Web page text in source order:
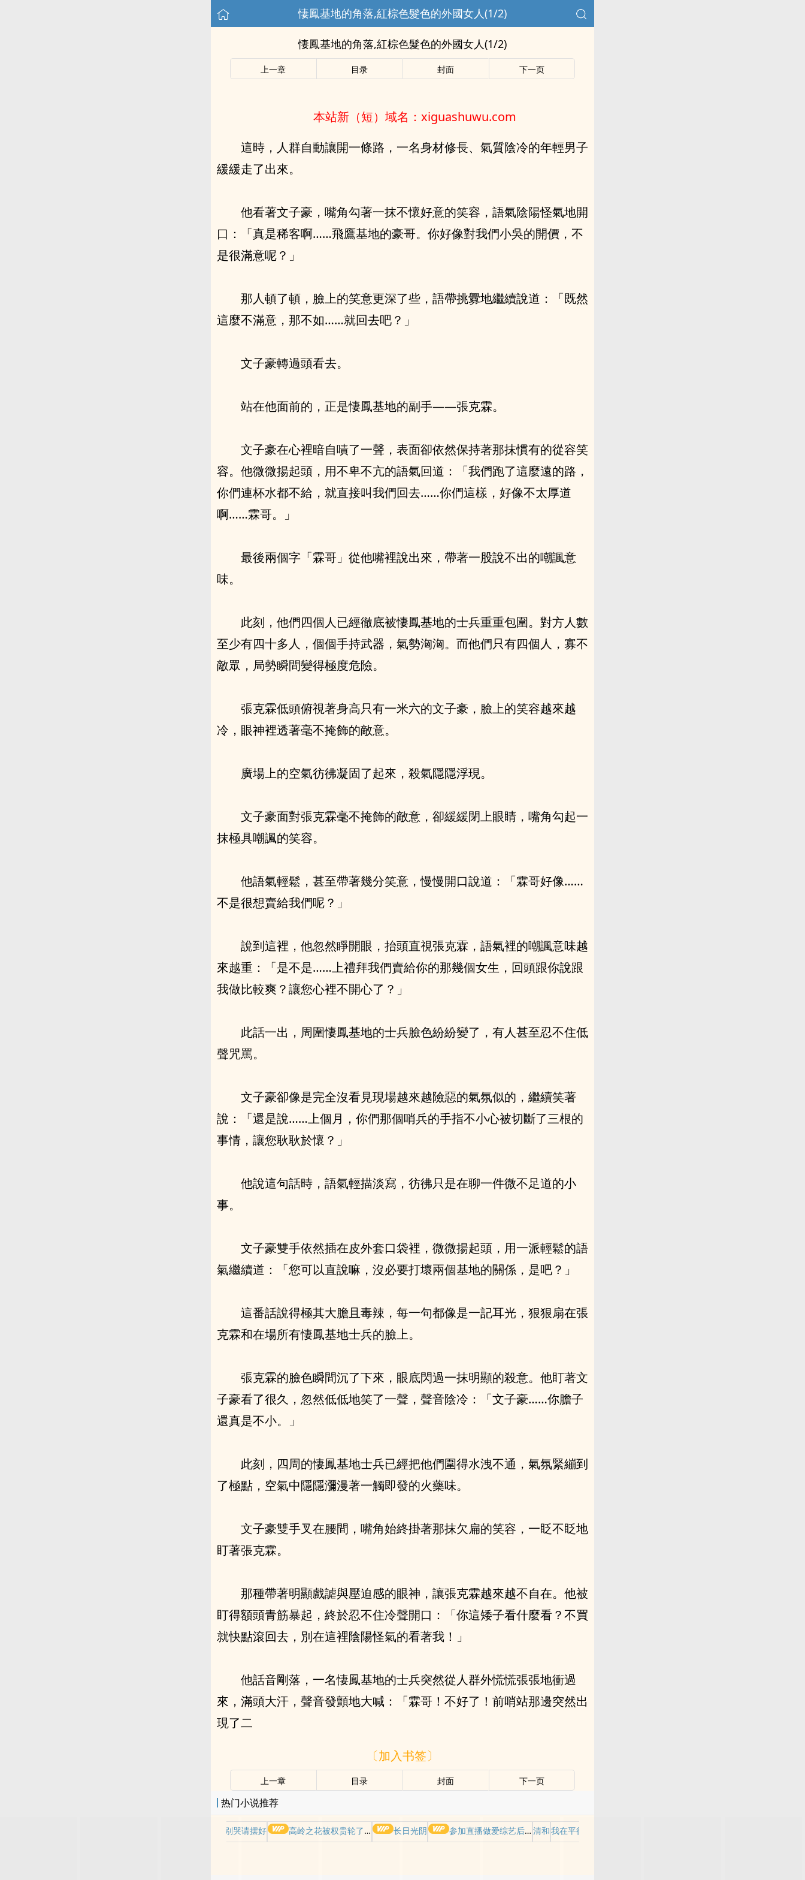
悽鳳基地的角落,紅棕色髮色的外國女人(1/2)
悽鳳基地的角落,紅棕色髮色的外國女人(1/2)
上一章 目录 封面 下一页
本站新（短）域名：xiguashuwu.com
這時，人群自動讓開一條路，一名身材修長、氣質陰冷的年輕男子
緩緩走了出來。
他看著文子豪，嘴角勾著一抹不懷好意的笑容，語氣陰陽怪氣地開
口：「真是稀客啊……飛鷹基地的豪哥。你好像對我們小吳的開價，不
是很滿意呢？」
那人頓了頓，臉上的笑意更深了些，語帶挑釁地繼續說道：「既然
這麼不滿意，那不如……就回去吧？」
文子豪轉過頭看去。
站在他面前的，正是悽鳳基地的副手——張克霖。
文子豪在心裡暗自嘖了一聲，表面卻依然保持著那抹慣有的從容笑
容。他微微揚起頭，用不卑不亢的語氣回道：「我們跑了這麼遠的路，
你們連杯水都不給，就直接叫我們回去……你們這樣，好像不太厚道
啊……霖哥。」
最後兩個字「霖哥」從他嘴裡說出來，帶著一股說不出的嘲諷意
味。
此刻，他們四個人已經徹底被悽鳳基地的士兵重重包圍。對方人數
至少有四十多人，個個手持武器，氣勢洶洶。而他們只有四個人，寡不
敵眾，局勢瞬間變得極度危險。
張克霖低頭俯視著身高只有一米六的文子豪，臉上的笑容越來越
冷，眼神裡透著毫不掩飾的敵意。
廣場上的空氣彷彿凝固了起來，殺氣隱隱浮現。
文子豪面對張克霖毫不掩飾的敵意，卻緩緩閉上眼睛，嘴角勾起一
抹極具嘲諷的笑容。
他語氣輕鬆，甚至帶著幾分笑意，慢慢開口說道：「霖哥好像……
不是很想賣給我們呢？」
說到這裡，他忽然睜開眼，抬頭直視張克霖，語氣裡的嘲諷意味越
來越重：「是不是……上禮拜我們賣給你的那幾個女生，回頭跟你說跟
我做比較爽？讓您心裡不開心了？」
此話一出，周圍悽鳳基地的士兵臉色紛紛變了，有人甚至忍不住低
聲咒罵。
文子豪卻像是完全沒看見現場越來越險惡的氣氛似的，繼續笑著
說：「還是說……上個月，你們那個哨兵的手指不小心被切斷了三根的
事情，讓您耿耿於懷？」
他說這句話時，語氣輕描淡寫，彷彿只是在聊一件微不足道的小
事。
文子豪雙手依然插在皮外套口袋裡，微微揚起頭，用一派輕鬆的語
氣繼續道：「您可以直說嘛，沒必要打壞兩個基地的關係，是吧？」
這番話說得極其大膽且毒辣，每一句都像是一記耳光，狠狠扇在張
克霖和在場所有悽鳳基地士兵的臉上。
張克霖的臉色瞬間沉了下來，眼底閃過一抹明顯的殺意。他盯著文
子豪看了很久，忽然低低地笑了一聲，聲音陰冷：「文子豪……你膽子
還真是不小。」
此刻，四周的悽鳳基地士兵已經把他們圍得水洩不通，氣氛緊繃到
了極點，空氣中隱隱瀰漫著一觸即發的火藥味。
文子豪雙手叉在腰間，嘴角始終掛著那抹欠扁的笑容，一眨不眨地
盯著張克霖。
那種帶著明顯戲謔與壓迫感的眼神，讓張克霖越來越不自在。他被
盯得額頭青筋暴起，終於忍不住冷聲開口：「你這矮子看什麼看？不買
就快點滾回去，別在這裡陰陽怪氣的看著我！」
他話音剛落，一名悽鳳基地的士兵突然從人群外慌慌張張地衝過
來，滿頭大汗，聲音發顫地大喊：「霖哥！不好了！前哨站那邊突然出
現了二
〔加入书签〕
上一章 目录 封面 下一页
热门小说推荐
老师别哭请摆好 高岭之花被权贵轮了后 长日光阴 参加直播做爱综艺后我火了(NPH) 清和我在平行世界当王